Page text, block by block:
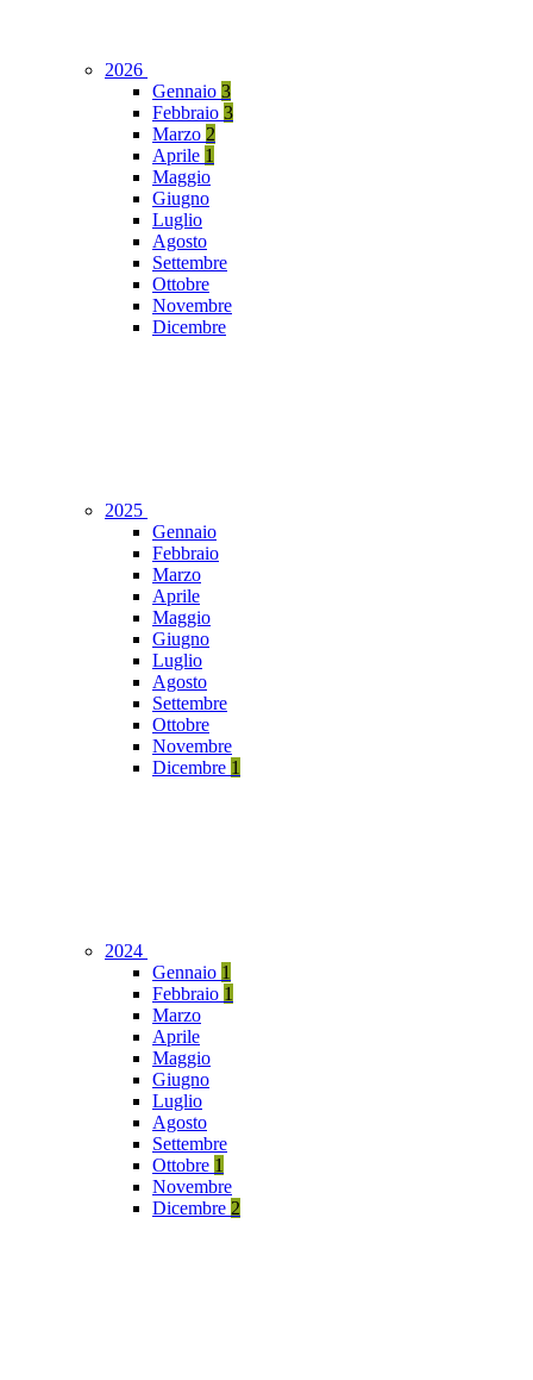
2026
Gennaio 3
Febbraio 3
Marzo 2
Aprile 1
Maggio
Giugno
Luglio
Agosto
Settembre
Ottobre
Novembre
Dicembre
2025
Gennaio
Febbraio
Marzo
Aprile
Maggio
Giugno
Luglio
Agosto
Settembre
Ottobre
Novembre
Dicembre 1
2024
Gennaio 1
Febbraio 1
Marzo
Aprile
Maggio
Giugno
Luglio
Agosto
Settembre
Ottobre 1
Novembre
Dicembre 2